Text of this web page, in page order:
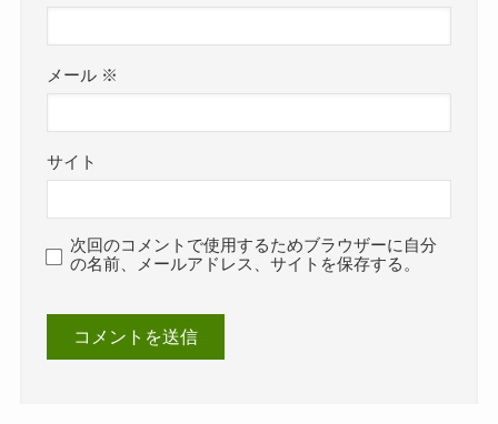
メール ※
サイト
次回のコメントで使用するためブラウザーに自分
の名前、メールアドレス、サイトを保存する。